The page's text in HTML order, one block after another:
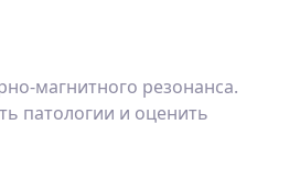
магнитного резонанса.
патологии и оценить